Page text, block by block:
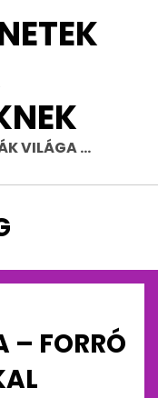
VILÁGA …
– FORRÓ